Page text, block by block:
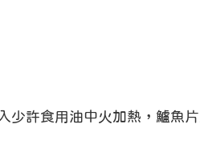
少許食用油中火加熱，鱸魚